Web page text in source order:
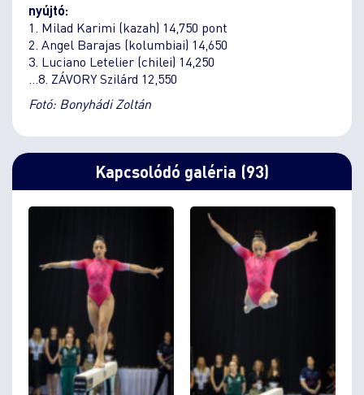
nyújtó:
1. Milad Karimi (kazah) 14,750 pont
2. Angel Barajas (kolumbiai) 14,650
3. Luciano Letelier (chilei) 14,250
…8. ZÁVORY Szilárd 12,550
Fotó: Bonyhádi Zoltán
Kapcsolódó galéria (93)